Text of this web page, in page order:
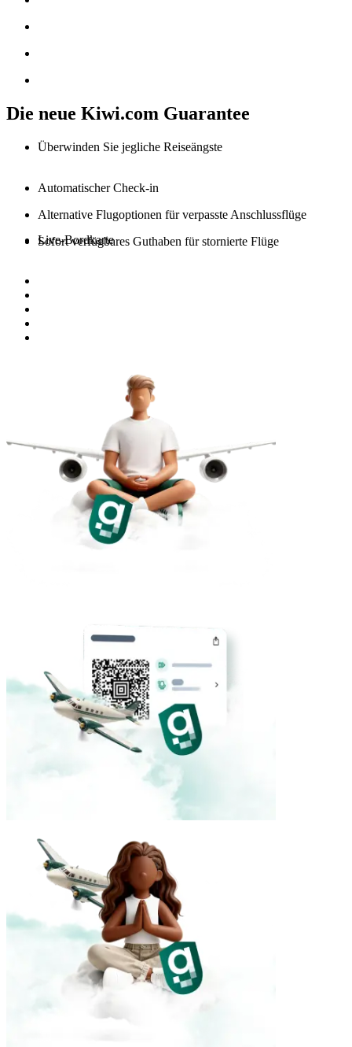
Die neue Kiwi.com Guarantee
Überwinden Sie jegliche Reiseängste
Automatischer Check-in
Alternative Flugoptionen für verpasste Anschlussflüge
Sofort verfügbares Guthaben für stornierte Flüge
Live-Bordkarte